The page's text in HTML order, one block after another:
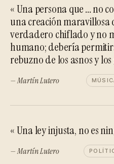
« Una persona que ... no
una creación maravillosa
verdadero chiflado y no
humano; debería
rebuzno de los asnos y
— Martín Lutero
« Una ley injusta, no es
— Martín Lutero